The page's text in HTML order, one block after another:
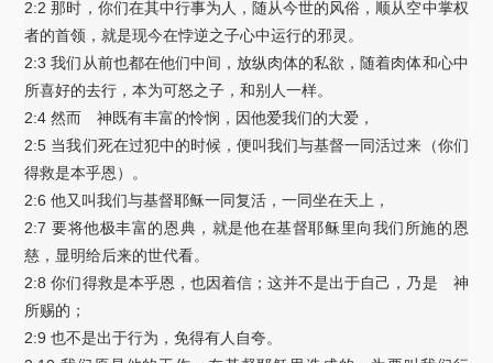
2:2 那时，你们在其中行事为人，随从今世的风俗，顺从空中掌权
者的首领，就是现今在悖逆之子心中运行的邪灵。
2:3 我们从前也都在他们中间，放纵肉体的私欲，随着肉体和心中
所喜好的去行，本为可怒之子，和别人一样。
2:4 然而 神既有丰富的怜悯，因他爱我们的大爱，
2:5 当我们死在过犯中的时候，便叫我们与基督一同活过来（你们
得救是本乎恩）。
2:6 他又叫我们与基督耶稣一同复活，一同坐在天上，
2:7 要将他极丰富的恩典，就是他在基督耶稣里向我们所施的恩
慈，显明给后来的世代看。
2:8 你们得救是本乎恩，也因着信；这并不是出于自己，乃是 神
所赐的；
2:9 也不是出于行为，免得有人自夸。